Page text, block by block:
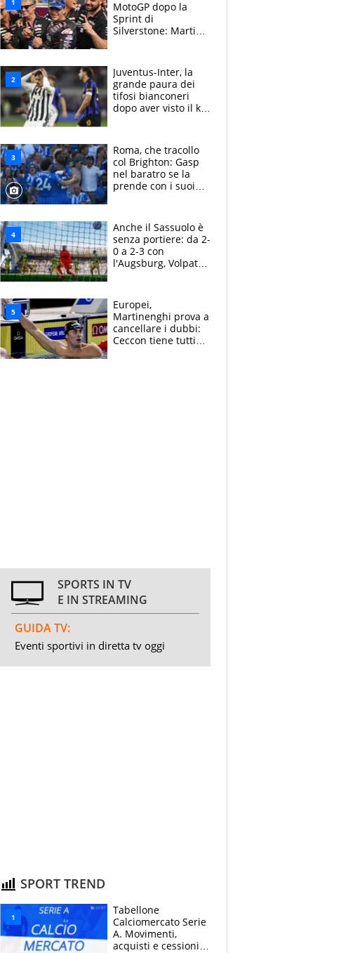
MotoGP dopo la
Sprint di
Silverstone: Martin
Marquez
Juventus-Inter, la
grande paura dei
tifosi bianconeri
dopo aver visto il ko
Roma, che tracollo
col Brighton: Gasp
nel baratro se la
prende con i suoi
Anche il Sassuolo è
senza portiere: da 2-
0 a 2-3 con
l'Augsburg, Volpato
Europei,
Martinenghi prova a
cancellare i dubbi:
Ceccon tiene tutti
SPORTS IN TV
E IN STREAMING
GUIDA TV:
Eventi sportivi in diretta tv oggi
SPORT TREND
Tabellone
Calciomercato Serie
A. Movimenti,
acquisti e cessioni: